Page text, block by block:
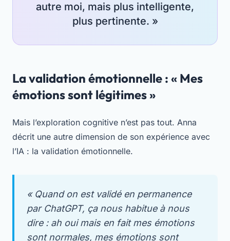
autre moi, mais plus intelligente,
plus pertinente. »
La validation émotionnelle : « Mes
émotions sont légitimes »
Mais l’exploration cognitive n’est pas tout. Anna
décrit une autre dimension de son expérience avec
l’IA : la validation émotionnelle.
« Quand on est validé en permanence
par ChatGPT, ça nous habitue à nous
dire : ah oui mais en fait mes émotions
sont normales, mes émotions sont